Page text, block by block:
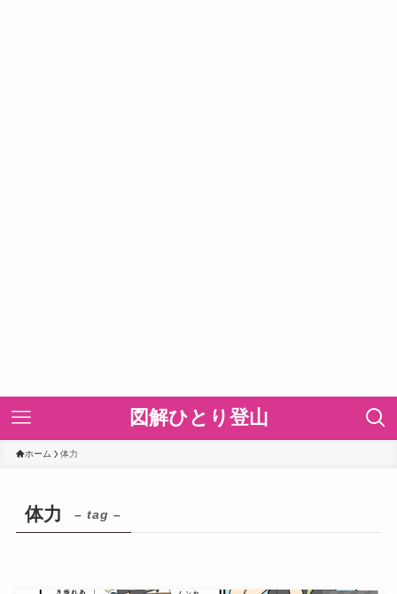
図解ひとり登山
ホーム 体力
体力 – tag –